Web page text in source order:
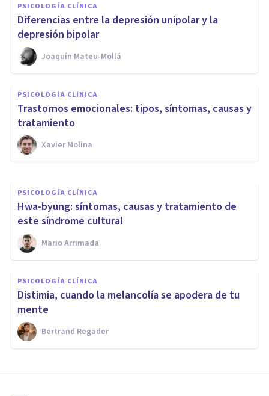
PSICOLOGÍA CLÍNICA
Diferencias entre la depresión unipolar y la
depresión bipolar
Joaquín Mateu-Mollá
PSICOLOGÍA CLÍNICA
Trastornos emocionales: tipos, síntomas, causas y
tratamiento
Xavier Molina
PSICOLOGÍA CLÍNICA
Las 7 principales diferencias
entre depresión, ciclotimia y
distimia
Psicotools
PSICOLOGÍA CLÍNICA
Hwa-byung: síntomas, causas y tratamiento de
este síndrome cultural
Mario Arrimada
PSICOLOGÍA CLÍNICA
Distimia, cuando la melancolía se apodera de tu
mente
Bertrand Regader